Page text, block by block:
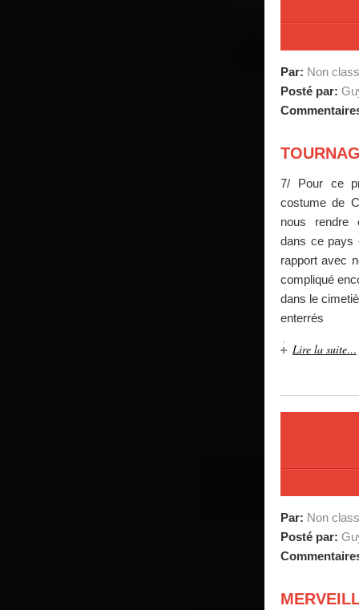
Par: Non
Posté par:
7/ Pour ce
costume de
nous rendre
dans ce pays
rapport avec
compliqué
dans le
enterrés
Lire la suite…
Par: Non
Posté par: